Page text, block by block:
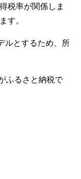
税率が関係しま
す。
ルとするため、所
ふるさと納税で